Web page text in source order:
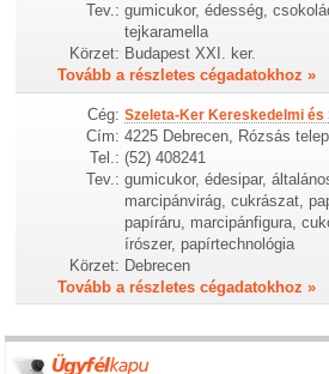
Tev.: gumicukor, édesség,
tejkaramella
Körzet: Budapest XXI. ker.
Tovább a részletes cégadatokhoz »
Cég: Szeleta-Ker Kereskedelmi és
Cím: 4225 Debrecen, Rózsás telep
Tel.: (52) 408241
Tev.: gumicukor, édesipar,
marcipánvirág, cukrászat,
papíráru, marcipánfigura,
írószer, papírtechnológia
Körzet: Debrecen
Tovább a részletes cégadatokhoz »